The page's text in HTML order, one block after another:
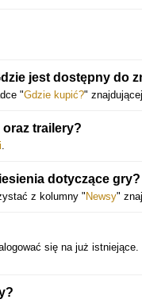
jest dostępny do
"Gdzie kupić?"
trailery?
.
dotyczące gry?
z kolumny " Newsy"
się na już istniejące.